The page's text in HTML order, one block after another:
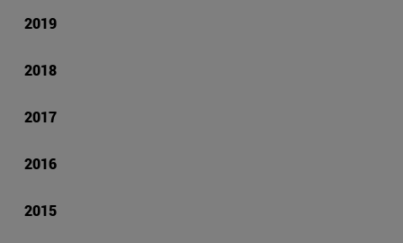
2019
2018
2017
2016
2015